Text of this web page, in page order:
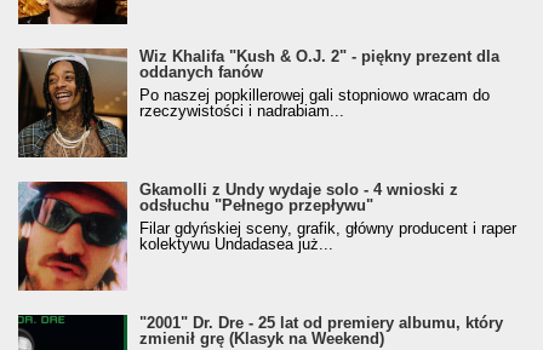
Wiz Khalifa "Kush & O.J. 2" - piękny prezent dla
oddanych fanów
Po naszej popkillerowej gali stopniowo wracam do
rzeczywistości i nadrabiam...
Gkamolli z Undy wydaje solo - 4 wnioski z
odsłuchu "Pełnego przepływu"
Filar gdyńskiej sceny, grafik, główny producent i raper
kolektywu Undadasea już...
"2001" Dr. Dre - 25 lat od premiery albumu, który
zmienił grę (Klasyk na Weekend)